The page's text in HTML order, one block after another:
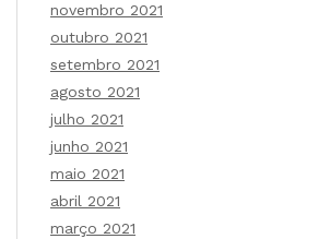
novembro 2021
outubro 2021
setembro 2021
agosto 2021
julho 2021
junho 2021
maio 2021
abril 2021
março 2021